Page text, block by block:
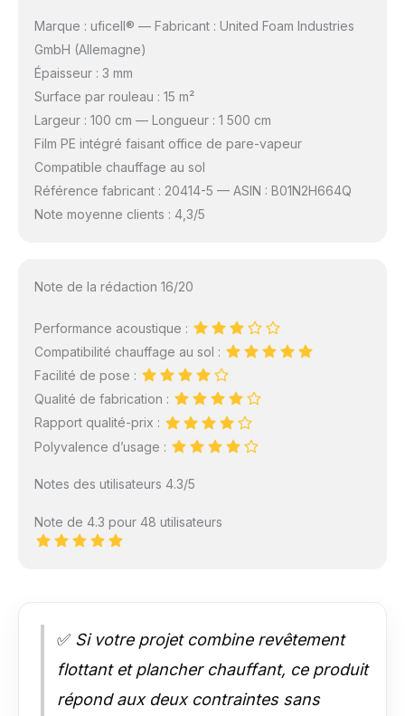
Marque : uficell® — Fabricant : United Foam Industries
GmbH (Allemagne)
Épaisseur : 3 mm
Surface par rouleau : 15 m²
Largeur : 100 cm — Longueur : 1 500 cm
Film PE intégré faisant office de pare-vapeur
Compatible chauffage au sol
Référence fabricant : 20414-5 — ASIN : B01N2H664Q
Note moyenne clients : 4,3/5
Note de la rédaction 16/20
Performance acoustique :
Compatibilité chauffage au sol :
Facilité de pose :
Qualité de fabrication :
Rapport qualité-prix :
Polyvalence d’usage :
Notes des utilisateurs 4.3/5
Note de 4.3 pour 48 utilisateurs
✅ Si votre projet combine revêtement
flottant et plancher chauffant, ce produit
répond aux deux contraintes sans